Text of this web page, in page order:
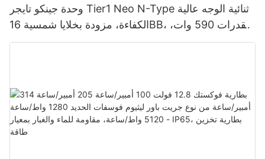
وحدة جينكو تايجر Tier1 Neo N-Type ثنائية الوجه عالية
الكفاءة، مزودة بخلايا شمسية 16BB، بقدرات 590 وات،
620 وات، 630 وات، و650 وات.